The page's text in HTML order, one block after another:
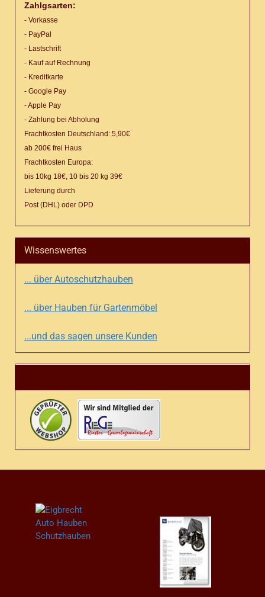
Zahlgsarten:
- Vorkasse
- PayPal
- Lastschrift
- Kauf auf Rechnung
- Kreditkarte
- Google Pay
- Apple Pay
- Zahlung bei Abholung
Frachtkosten Deutschland: 5,90€
ab 200€ frei Haus
Frachtkosten Europa:
bis 10kg 18€, 10 bis 20 kg 39€
Lieferung durch
Post (DHL) oder DPD
Wissenswertes
... über Autoschutzhauben
... über Hauben für Gartenmöbel
...und das sagen unsere Kunden